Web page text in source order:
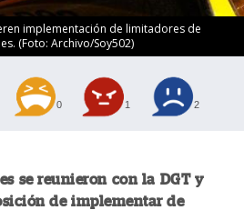
implementación de limitadores de
(Foto: Archivo/Soy502)
0 1 2
se reunieron con la DGT y
de implementar de